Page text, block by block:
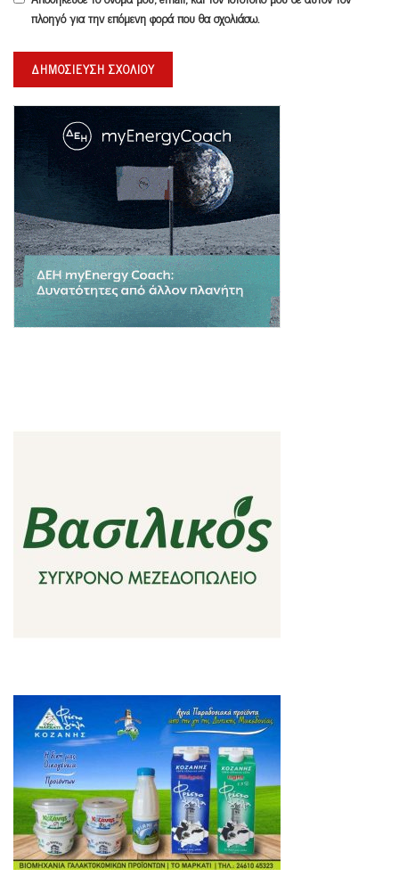
πλοηγό για την επόμενη φορά που θα σχολιάσω.